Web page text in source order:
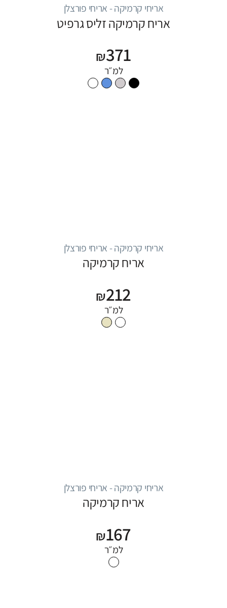
אריחי קרמיקה - אריחי פורצלן
אריח קרמיקה זליס גרפיט
₪371
למ״ר
אריחי קרמיקה - אריחי פורצלן
אריח קרמיקה
₪212
למ״ר
אריחי קרמיקה - אריחי פורצלן
אריח קרמיקה
₪167
למ״ר